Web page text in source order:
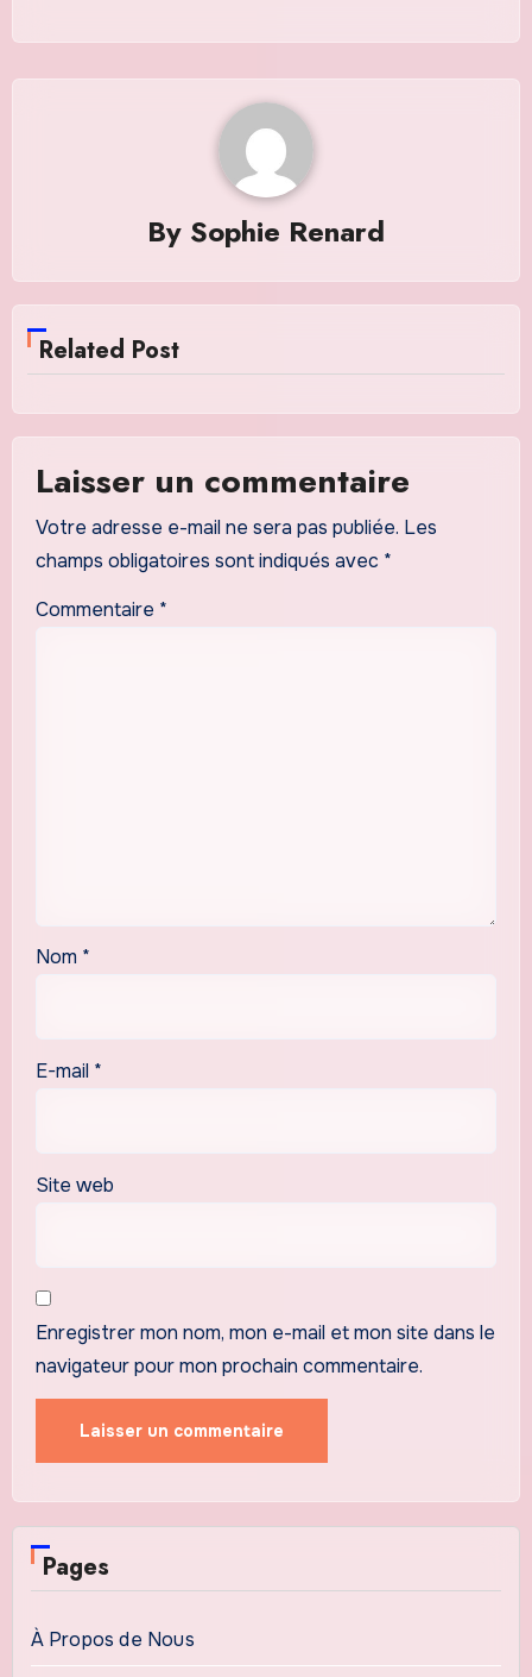
By Sophie Renard
Related Post
Laisser un commentaire
Votre adresse e-mail ne sera pas publiée. Les
champs obligatoires sont indiqués avec *
Commentaire *
Nom *
E-mail *
Site web
Enregistrer mon nom, mon e-mail et mon site dans le
navigateur pour mon prochain commentaire.
Pages
À Propos de Nous